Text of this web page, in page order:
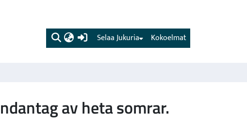
(current) Kokoelmat
Selaa Jukuria
av heta somrar.